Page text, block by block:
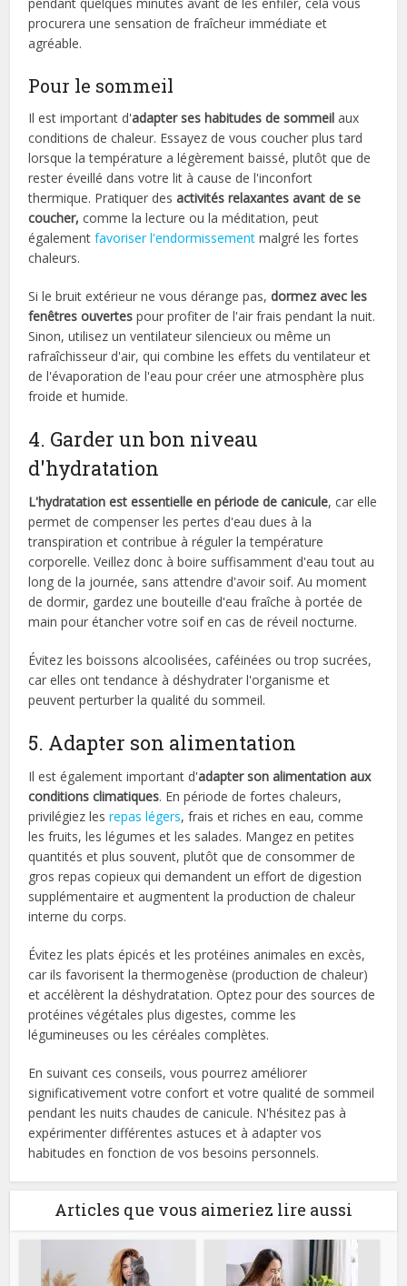
procurera une sensation de fraîcheur immédiate et
agréable.
Pour le sommeil
Il est important d'adapter ses habitudes de sommeil aux
conditions de chaleur. Essayez de vous coucher plus tard
lorsque la température a légèrement baissé, plutôt que de
rester éveillé dans votre lit à cause de l'inconfort
thermique. Pratiquer desactivités relaxantes avant de se
coucher, comme la lecture ou la méditation, peut
égalementfavoriser l'endormissement malgré les fortes
chaleurs.
Si le bruit extérieur ne vous dérange pas, dormez avec les
fenêtres ouvertes pour profiter de l'air frais pendant la nuit.
Sinon, utilisez un ventilateur silencieux ou même un
rafraîchisseur d'air, qui combine les effets du ventilateur et
de l'évaporation de l'eau pour créer une atmosphère plus
froide et humide.
4. Garder un bon niveau
d'hydratation
L'hydratation est essentielle en période de canicule, car elle
permet de compenser les pertes d'eau dues à la
transpiration et contribue à réguler la température
corporelle. Veillez donc à boire suffisamment d'eau tout au
long de la journée, sans attendre d'avoir soif. Au moment
de dormir, gardez une bouteille d'eau fraîche à portée de
main pour étancher votre soif en cas de réveil nocturne.
Évitez les boissons alcoolisées, caféinées ou trop sucrées,
car elles ont tendance à déshydrater l'organisme et
peuvent perturber la qualité du sommeil.
5. Adapter son alimentation
Il est également important d'adapter son alimentation aux
conditions climatiques. En période de fortes chaleurs,
privilégiez lesrepas légers, frais et riches en eau, comme
les fruits, les légumes et les salades. Mangez en petites
quantités et plus souvent, plutôt que de consommer de
gros repas copieux qui demandent un effort de digestion
supplémentaire et augmentent la production de chaleur
interne du corps.
Évitez les plats épicés et les protéines animales en excès,
car ils favorisent la thermogenèse (production de chaleur)
et accélèrent la déshydratation. Optez pour des sources de
protéines végétales plus digestes, comme les
légumineuses ou les céréales complètes.
En suivant ces conseils, vous pourrez améliorer
significativement votre confort et votre qualité de sommeil
pendant les nuits chaudes de canicule. N'hésitez pas à
expérimenter différentes astuces et à adapter vos
habitudes en fonction de vos besoins personnels.
Articles que vous aimeriez lire aussi